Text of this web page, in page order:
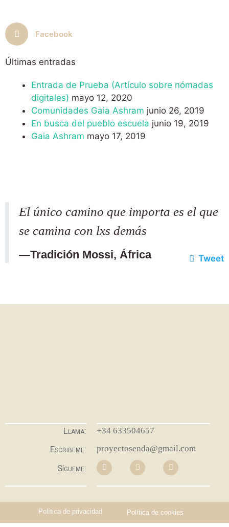
Facebook
Últimas entradas
Entrada de Prueba (Artículo sobre nómadas
digitales) mayo 12, 2020
Comunidades Gaia Ashram junio 26, 2019
En busca del pueblo escuela junio 19, 2019
Gaia Ashram mayo 17, 2019
El único camino que importa es el que
se camina con lxs demás
—Tradición Mossi, África Tweet
Llama:
Escribeme:
Sígueme:
+34 633504657
proyectosenda@gmail.com
Política de privacidad Política de cookies